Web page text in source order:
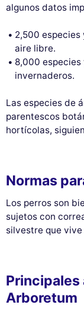
algunos datos
2,500
aire libre.
8,000
invernaderos.
Las especies de
parentescos
hortícolas,
Normas
Los perros son
sujetos con
silvestre que vive
Arboretum